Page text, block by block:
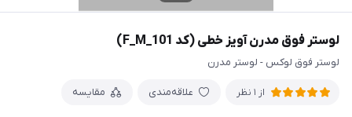
لوستر فوق مدرن آویز خطی (کد F_M_101)
لوستر فوق لوکس - لوستر مدرن
از 1 نظر علاقه‌مندی مقایسه